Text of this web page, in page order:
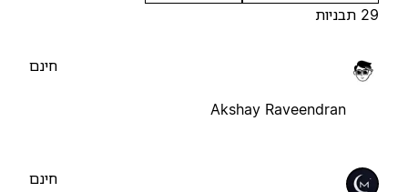
29 תבניות
Akshay Raveendran
חינם
חינם